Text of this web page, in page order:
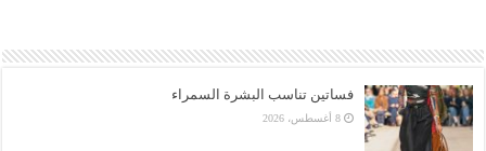
فساتين تناسب البشرة السمراء
8 أغسطس، 2026